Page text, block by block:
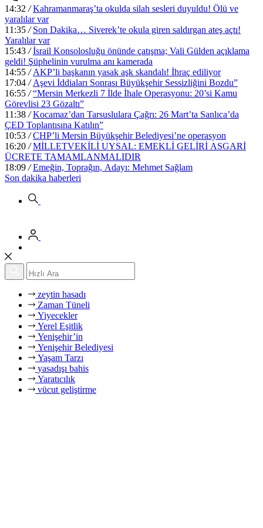
14:32 / Kahramanmaraş’ta okulda silah sesleri duyuldu! Ölü ve
yaralılar var
11:35 / Son Dakika… Siverek’te okula giren saldırgan ateş açtı!
Yaralılar var
15:43 / İsrail Konsolosluğu önünde çatışma; Vali Gülden açıklama
geldi! Şüphelinin vurulma anı kamerada
14:55 / AKP’li başkanın yasak aşk skandalı! İhraç ediliyor
17:04 / Aşevi İddiaları Sonrası Büyükşehir Sessizliğini Bozdu”
16:55 / “Mersin Merkezli 7 İlde İhale Operasyonu: 20’si Kamu
Görevlisi 23 Gözaltı”
11:38 / Kocamaz’dan Tarsuslulara Çağrı: 26 Mart’ta Sanlıca’da
ÇED Toplantısına Katılın”
10:53 / CHP’li Mersin Büyükşehir Belediyesi’ne operasyon
16:20 / MİLLETVEKİLİ UYSAL: EMEKLİ GELİRİ ASGARİ
ÜCRETE TAMAMLANMALIDIR
18:09 / Emeğin, Toprağın, Adayı: Mehmet Sağlam
Son dakika haberleri
zeytin hasadı
Zaman Tüneli
Yiyecekler
Yerel Eşitlik
Yenişehir’in
Yenişehir Belediyesi
Yaşam Tarzı
yasadışı bahis
Yaratıcılık
vücut geliştirme